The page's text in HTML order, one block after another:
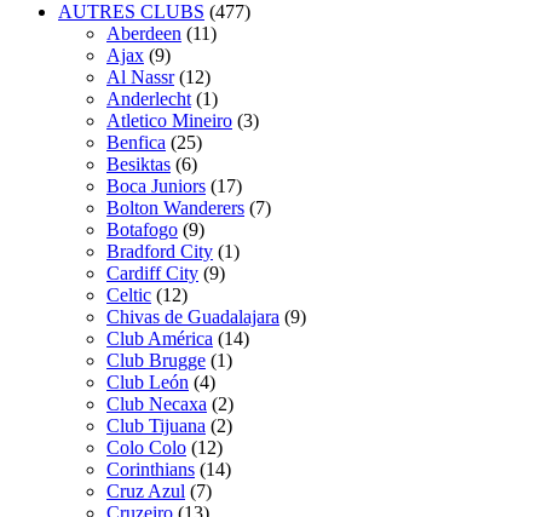
AUTRES CLUBS (477)
Aberdeen (11)
Ajax (9)
Al Nassr (12)
Anderlecht (1)
Atletico Mineiro (3)
Benfica (25)
Besiktas (6)
Boca Juniors (17)
Bolton Wanderers (7)
Botafogo (9)
Bradford City (1)
Cardiff City (9)
Celtic (12)
Chivas de Guadalajara (9)
Club América (14)
Club Brugge (1)
Club León (4)
Club Necaxa (2)
Club Tijuana (2)
Colo Colo (12)
Corinthians (14)
Cruz Azul (7)